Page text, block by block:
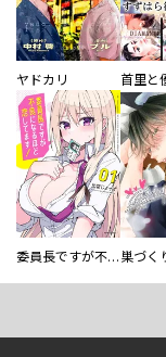
ヤドカリ 首里と
委員長ですが不良になるほど恋してます！